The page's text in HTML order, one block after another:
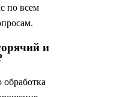
по всем
и